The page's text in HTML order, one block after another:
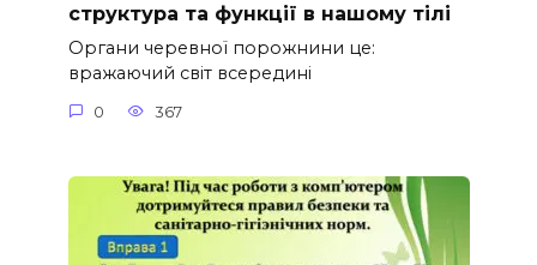
структура та функції в нашому тілі
Органи черевної порожнини це:
вражаючий світ всередині
0 367